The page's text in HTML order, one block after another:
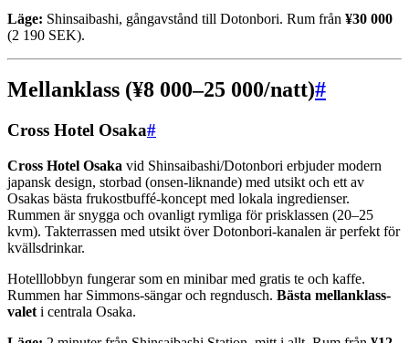
Läge: Shinsaibashi, gångavstånd till Dotonbori. Rum från ¥30 000
(2 190 SEK).
Mellanklass (¥8 000–25 000/natt)#
Cross Hotel Osaka#
Cross Hotel Osaka vid Shinsaibashi/Dotonbori erbjuder modern
japansk design, storbad (onsen-liknande) med utsikt och ett av
Osakas bästa frukostbuffé-koncept med lokala ingredienser.
Rummen är snygga och ovanligt rymliga för prisklassen (20–25
kvm). Takterrassen med utsikt över Dotonbori-kanalen är perfekt för
kvällsdrinkar.
Hotelllobbyn fungerar som en minibar med gratis te och kaffe.
Rummen har Simmons-sängar och regndusch. Bästa mellanklass-
valet i centrala Osaka.